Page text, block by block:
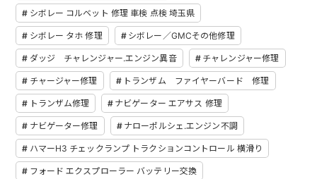
シボレー コルベット 修理 車検 点検 埼玉県
シボレー タホ 修理 シボレー／GMCその他修理
ダッジ チャレンジャー.エンジン異音 チャレンジャー修理
チャージャー修理 トランザム ファイヤーバード 修理
トランザム修理 ナビゲーター エアサス 修理
ナビゲーター修理 ナローポルシェ.エンジン不調
ハマーH3 チェックランプ トラクションコントロール 横滑り
フォード エクスプローラー バッテリー交換